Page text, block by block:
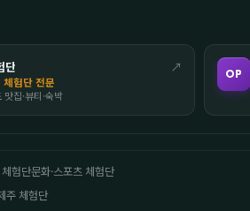
단 ↗
체험단 전문
맛집·뷰티·숙박
OP
험단문화·스포츠 체험단
주 체험단